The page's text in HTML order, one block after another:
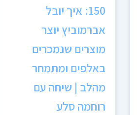
150: איך יובל
אברמוביץ יוצר
מוצרים שנמכרים
באלפים ומתמחר
מהלב | שיחה עם
רוחמה סלע